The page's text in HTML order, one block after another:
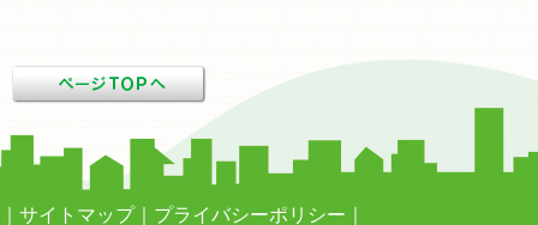
サイトマップ プライバシーポリシー